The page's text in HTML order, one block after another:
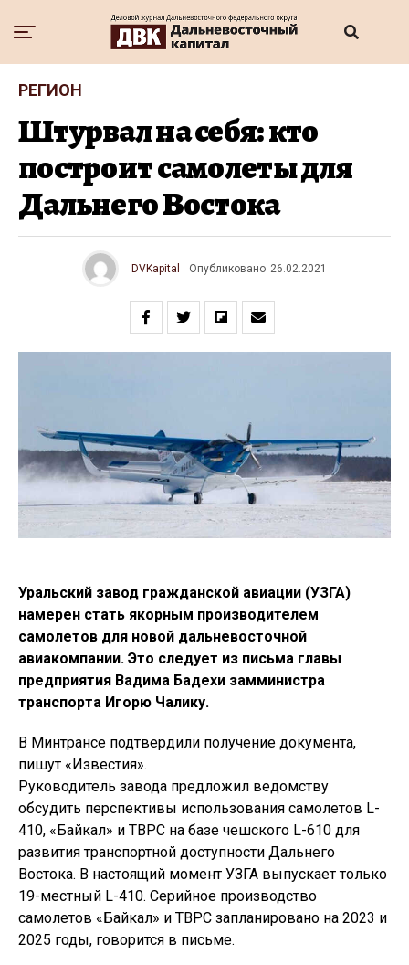
РЕГИОН
Штурвал на себя: кто
построит самолеты для
Дальнего Востока
DVKapital Опубликовано 26.02.2021
Уральский завод гражданской авиации (УЗГА)
намерен стать якорным производителем
самолетов для новой дальневосточной
авиакомпании. Это следует из письма главы
предприятия Вадима Бадехи замминистра
транспорта Игорю Чалику.
В Минтрансе подтвердили получение документа,
пишут «Известия».
Руководитель завода предложил ведомству
обсудить перспективы использования самолетов L-
410, «Байкал» и ТВРС на базе чешского L-610 для
развития транспортной доступности Дальнего
Востока. В настоящий момент УЗГА выпускает только
19-местный L-410. Серийное производство
самолетов «Байкал» и ТВРС запланировано на 2023 и
2025 годы, говорится в письме.